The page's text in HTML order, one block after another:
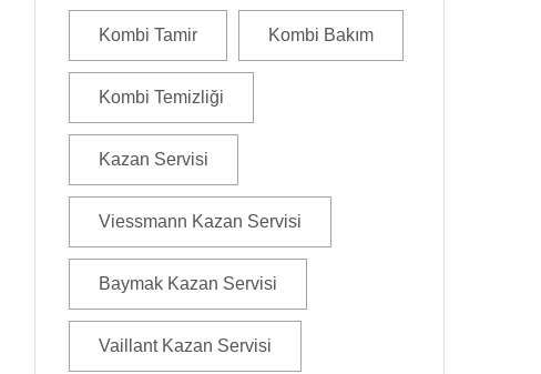
Kombi Tamir Kombi Bakım
Kombi Temizliği
Kazan Servisi
Viessmann Kazan Servisi
Baymak Kazan Servisi
Vaillant Kazan Servisi